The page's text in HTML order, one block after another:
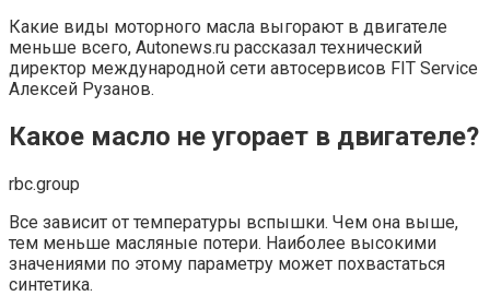
Какие виды моторного масла выгорают в двигателе
меньше всего, Autonews.ru рассказал технический
директор международной сети автосервисов FIT Service
Алексей Рузанов.
Какое масло не угорает в двигателе?
rbc.group
Все зависит от температуры вспышки. Чем она выше,
тем меньше масляные потери. Наиболее высокими
значениями по этому параметру может похвастаться
синтетика.